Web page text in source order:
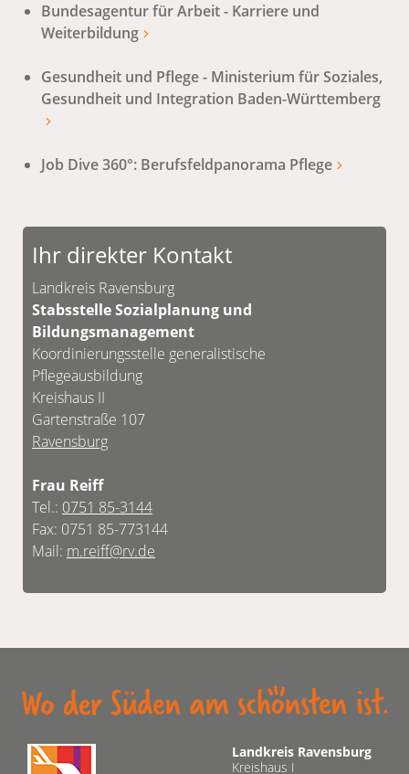
Bundesagentur für Arbeit - Karriere und
Weiterbildung
Gesundheit und Pflege - Ministerium für Soziales,
Gesundheit und Integration Baden-Württemberg
Job Dive 360°: Berufsfeldpanorama Pflege
Ihr direkter Kontakt
Landkreis Ravensburg
Stabsstelle Sozialplanung und
Bildungsmanagement
Koordinierungsstelle generalistische
Pflegeausbildung
Kreishaus II
Gartenstraße 107
Ravensburg
Frau Reiff
Tel.: 0751 85-3144
Fax: 0751 85-773144
Mail: m.reiff@rv.de
Landkreis Ravensburg
Kreishaus I